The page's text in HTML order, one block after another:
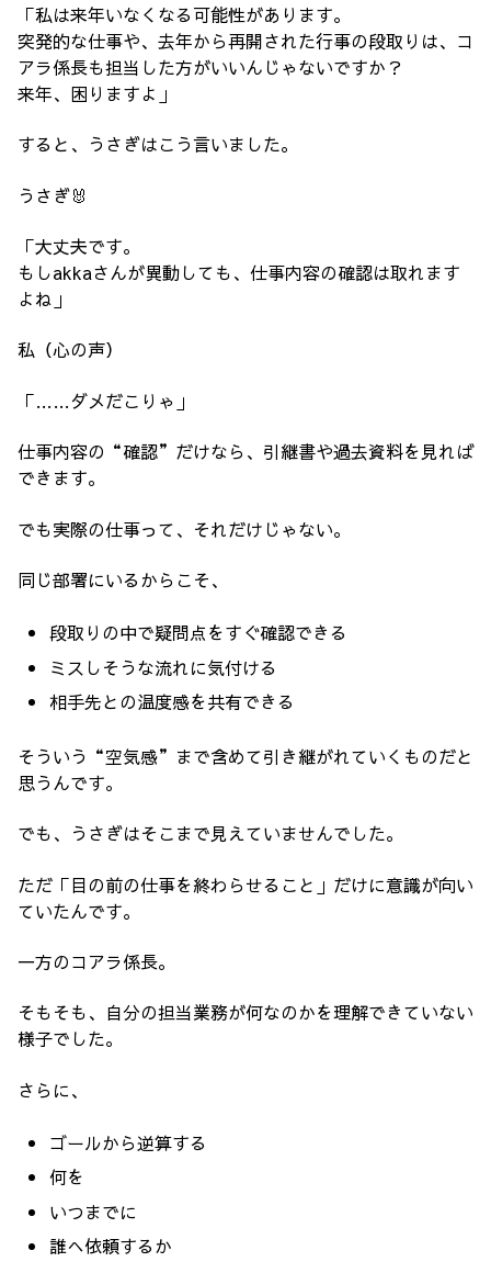
「私は来年いなくなる可能性があります。
突発的な仕事や、去年から再開された行事の段取りは、コ
アラ係長も担当した方がいいんじゃないですか？
来年、困りますよ」
すると、うさぎはこう言いました。
うさぎ🐰
「大丈夫です。
もしakkaさんが異動しても、仕事内容の確認は取れます
よね」
私（心の声）
「……ダメだこりゃ」
仕事内容の“確認”だけなら、引継書や過去資料を見れば
できます。
でも実際の仕事って、それだけじゃない。
同じ部署にいるからこそ、
段取りの中で疑問点をすぐ確認できる
ミスしそうな流れに気付ける
相手先との温度感を共有できる
そういう“空気感”まで含めて引き継がれていくものだと
思うんです。
でも、うさぎはそこまで見えていませんでした。
ただ「目の前の仕事を終わらせること」だけに意識が向い
ていたんです。
一方のコアラ係長。
そもそも、自分の担当業務が何なのかを理解できていない
様子でした。
さらに、
ゴールから逆算する
何を
いつまでに
誰へ依頼するか